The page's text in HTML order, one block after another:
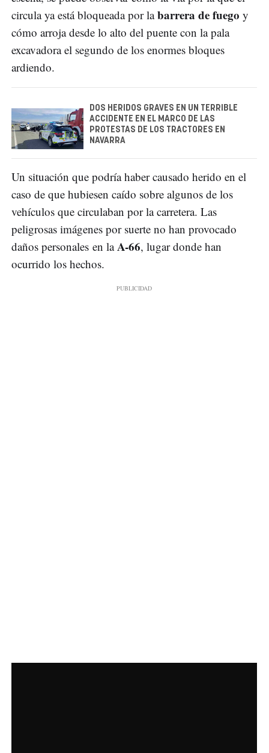
circula ya está bloqueada por labarrera de fuego y
cómo arroja desde lo alto del puente con la pala
excavadora el segundo de los enormes bloques
ardiendo.
DOS HERIDOS GRAVES EN UN TERRIBLE
ACCIDENTE EN EL MARCO DE LAS
PROTESTAS DE LOS TRACTORES EN
NAVARRA
Un situación que podría haber causado herido en el
caso de que hubiesen caído sobre algunos de los
vehículos que circulaban por la carretera. Las
peligrosas imágenes por suerte no han provocado
daños personales en laA-66, lugar donde han
ocurrido los hechos.